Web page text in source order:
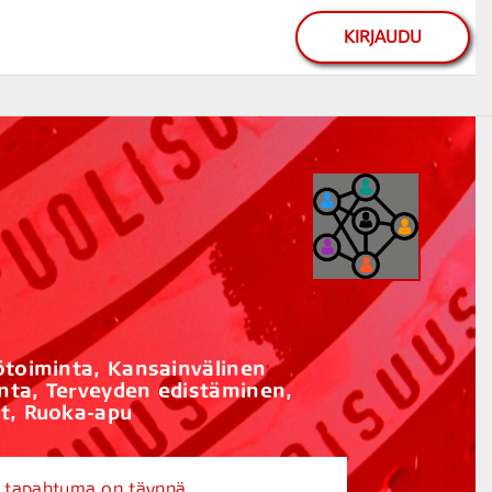
KIRJAUDU
Kansainvälinen
Terveyden edistäminen,
Ruoka-apu